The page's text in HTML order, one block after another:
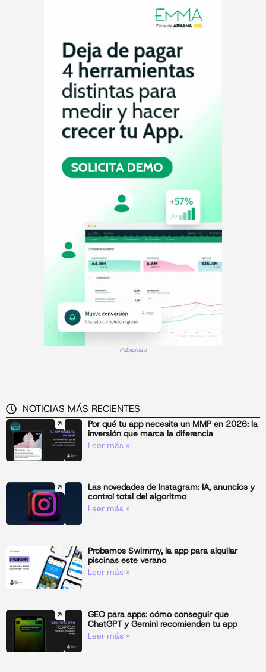
Publicidad
NOTICIAS MÁS RECIENTES
Por qué tu app necesita un MMP en 2026: la
inversión que marca la diferencia
Leer más »
Las novedades de Instagram: IA, anuncios y
control total del algoritmo
Leer más »
Probamos Swimmy, la app para alquilar
piscinas este verano
Leer más »
GEO para apps: cómo conseguir que
ChatGPT y Gemini recomienden tu app
Leer más »